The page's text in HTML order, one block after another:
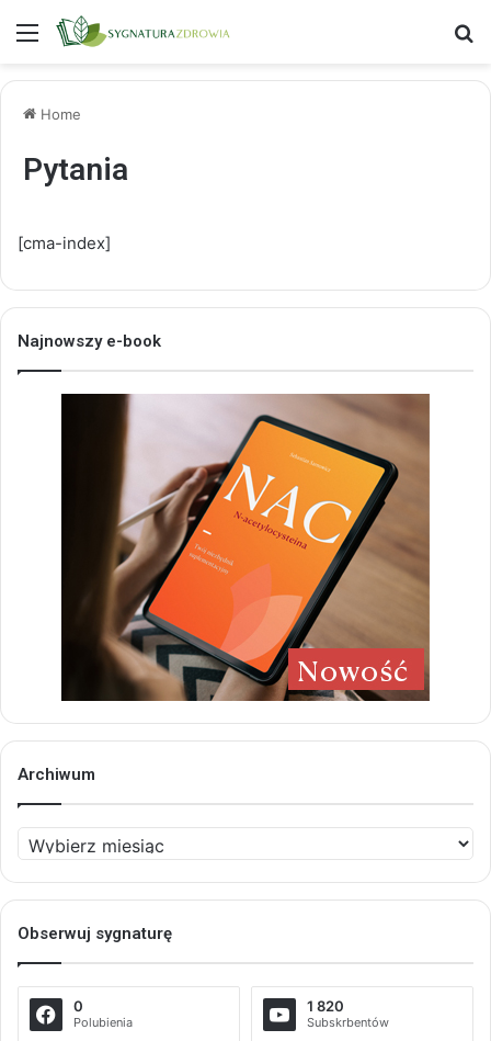
Menu
Home
Pytania
[cma-index]
Najnowszy e-book
Archiwum
Archiwum
Obserwuj sygnaturę
0
Polubienia
1 820
Subskrbentów